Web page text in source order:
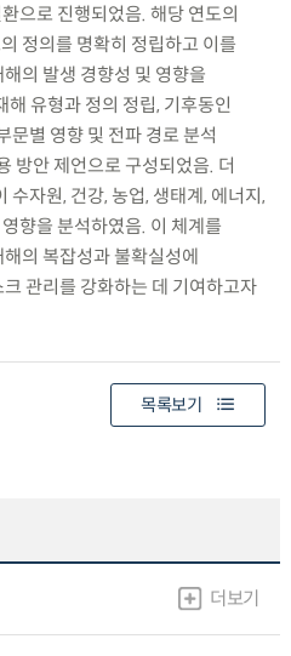
으로 진행되었음. 해당 연도의
정의를 명확히 정립하고 이를
의 발생 경향성 및 영향을
유형과 정의 정립, 기후동인
문별 영향 및 전파 경로 분석
방안 제언으로 구성되었음. 더
자원, 건강, 농업, 생태계, 에너지,
향을 분석하였음. 이 체계를
의 복잡성과 불확실성에
관리를 강화하는 데 기여하고자
목록보기
더보기